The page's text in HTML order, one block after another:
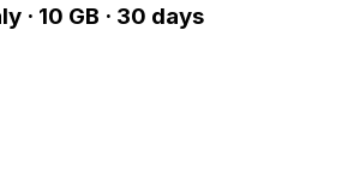
· 10 GB · 30 days